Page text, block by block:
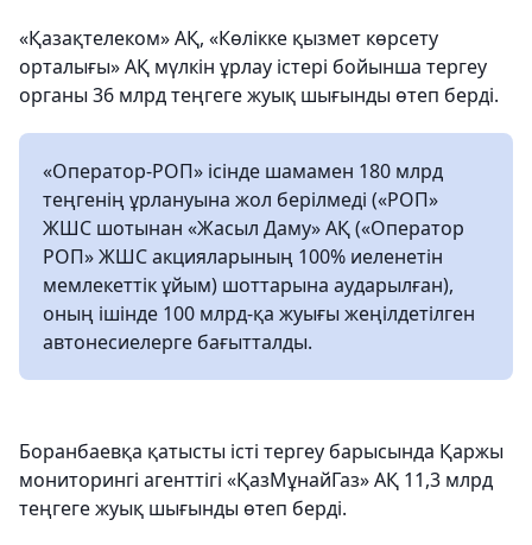
«Қазақтелеком» АҚ, «Көлікке қызмет көрсету
орталығы» АҚ мүлкін ұрлау істері бойынша тергеу
органы 36 млрд теңгеге жуық шығынды өтеп берді.
«Оператор-РОП» ісінде шамамен 180 млрд
теңгенің ұрлануына жол берілмеді («РОП»
ЖШС шотынан «Жасыл Даму» АҚ («Оператор
РОП» ЖШС акцияларының 100% иеленетін
мемлекеттік ұйым) шоттарына аударылған),
оның ішінде 100 млрд-қа жуығы жеңілдетілген
автонесиелерге бағытталды.
Боранбаевқа қатысты істі тергеу барысында Қаржы
мониторингі агенттігі «ҚазМұнайГаз» АҚ 11,3 млрд
теңгеге жуық шығынды өтеп берді.